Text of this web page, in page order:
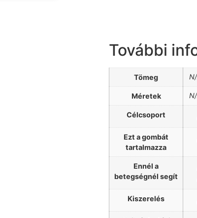
További
Tömeg
Méretek
Célcsoport
Ezt a gombát
tartalmazza
Ennél a
betegségnél segít
Kiszerelés